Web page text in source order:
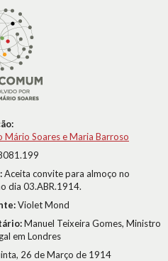
Mário Soares e Maria Barroso
Aceita convite para almoço no
dia 03.ABR.1914.
Violet Mond
Manuel Teixeira Gomes, Ministro
em Londres
26 de Março de 1914